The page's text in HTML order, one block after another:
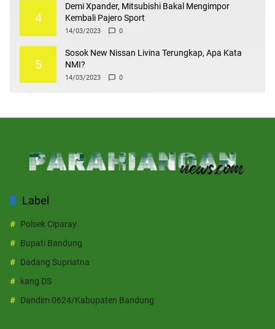
4
Demi Xpander, Mitsubishi Bakal Mengimpor
Kembali Pajero Sport
14/03/2023 0
5
Sosok New Nissan Livina Terungkap, Apa Kata
NMI?
14/03/2023 0
Label
Polsek Ciparay
Bupati Bandung
Dadang Supriatna
kang DS
Dandim 0624/Kabupaten Bandung